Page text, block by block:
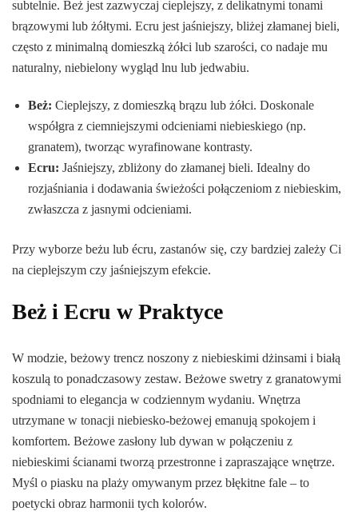
subtelnie. Beż jest zazwyczaj cieplejszy, z delikatnymi tonami
brązowymi lub żółtymi. Ecru jest jaśniejszy, bliżej złamanej bieli,
często z minimalną domieszką żółci lub szarości, co nadaje mu
naturalny, niebielony wygląd lnu lub jedwabiu.
Beż: Cieplejszy, z domieszką brązu lub żółci. Doskonale
współgra z ciemniejszymi odcieniami niebieskiego (np.
granatem), tworząc wyrafinowane kontrasty.
Ecru: Jaśniejszy, zbliżony do złamanej bieli. Idealny do
rozjaśniania i dodawania świeżości połączeniom z niebieskim,
zwłaszcza z jasnymi odcieniami.
Przy wyborze beżu lub écru, zastanów się, czy bardziej zależy Ci
na cieplejszym czy jaśniejszym efekcie.
Beż i Ecru w Praktyce
W modzie, beżowy trencz noszony z niebieskimi dżinsami i białą
koszulą to ponadczasowy zestaw. Beżowe swetry z granatowymi
spodniami to elegancja w codziennym wydaniu. Wnętrza
utrzymane w tonacji niebiesko-beżowej emanują spokojem i
komfortem. Beżowe zasłony lub dywan w połączeniu z
niebieskimi ścianami tworzą przestronne i zapraszające wnętrze.
Myśl o piasku na plaży omywanym przez błękitne fale – to
poetycki obraz harmonii tych kolorów.